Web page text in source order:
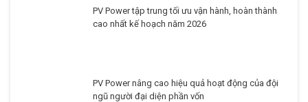
PV Power tập trung tối ưu vận hành, hoàn thành
cao nhất kế hoạch năm 2026
PV Power nâng cao hiệu quả hoạt động của đội
ngũ người đại diện phần vốn